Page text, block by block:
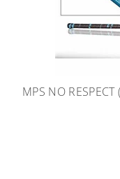
MPS NO RESPECT